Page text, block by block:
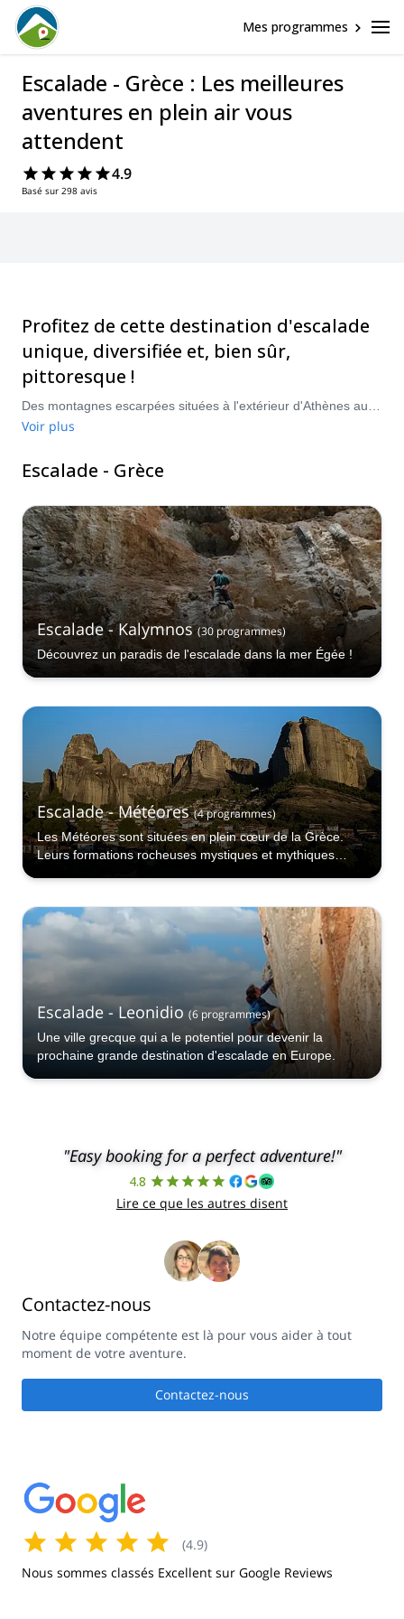
Mes programmes
Escalade - Grèce : Les meilleures
aventures en plein air vous
attendent
4.9
Basé sur 298 avis
Profitez de cette destination d'escalade
unique, diversifiée et, bien sûr,
pittoresque !
Voir plus
Escalade - Grèce
Escalade - Kalymnos (30 programmes)
Découvrez un paradis de l'escalade dans la mer Égée !
Escalade - Météores (4programmes)
Les Météores sont situées en plein cœur de la Grèce.
Leurs formations rocheuses mystiques et mythiques
Escalade - Leonidio (6 programmes)
Une ville grecque qui a le potentiel pour devenir la
prochaine grande destination d'escalade en Europe.
"Easy booking for a perfect adventure!"
4.8
Lire ce que les autres disent
Contactez-nous
Notre équipe compétente est là pour vous aider à tout
moment de votre aventure.
Contactez-nous
(4.9)
Nous sommes classés Excellent sur Google Reviews